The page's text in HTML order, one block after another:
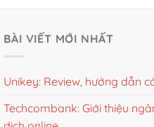
BÀI VIẾT MỚI NHẤT
Unikey: Review, hướng dẫn
Techcombank: Giới thiệu